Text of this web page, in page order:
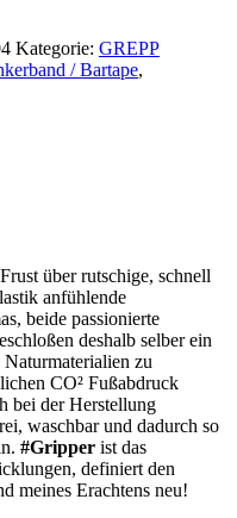
Kategorie: GREPP
/ Bartape,
über rutschige, schnell
anfühlende
beide passionierte
deshalb selber ein
zu
CO² Fußabdruck
bei der Herstellung
waschbar und dadurch so
#Gripper ist das
definiert den
meines Erachtens neu!